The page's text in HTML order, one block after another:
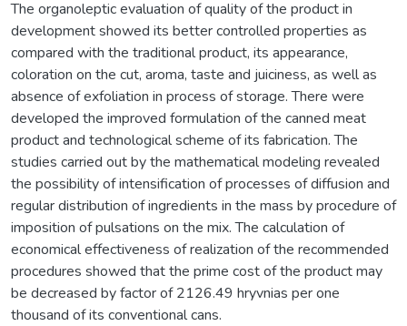
The organoleptic evaluation of quality of the product in
development showed its better controlled properties as
compared with the traditional product, its appearance,
coloration on the cut, aroma, taste and juiciness, as well as
absence of exfoliation in process of storage. There were
developed the improved formulation of the canned meat
product and technological scheme of its fabrication. The
studies carried out by the mathematical modeling revealed
the possibility of intensification of processes of diffusion and
regular distribution of ingredients in the mass by procedure of
imposition of pulsations on the mix. The calculation of
economical effectiveness of realization of the recommended
procedures showed that the prime cost of the product may
be decreased by factor of 2126.49 hryvnias per one
thousand of its conventional cans.